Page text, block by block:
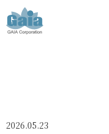
ア -
2026.05.23